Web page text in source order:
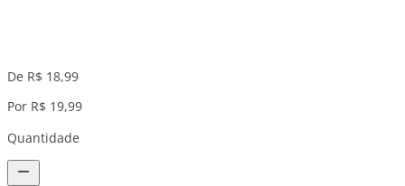
De R$ 18,99
Por R$ 19,99
Quantidade